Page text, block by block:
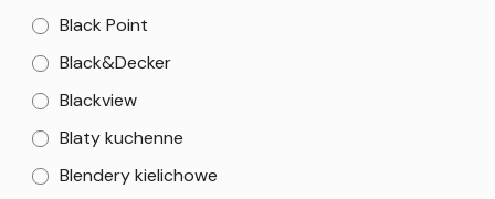
Black Point
Black&Decker
Blackview
Blaty kuchenne
Blendery kielichowe